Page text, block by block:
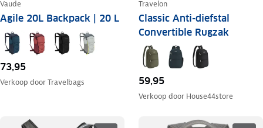
Vaude
Agile 20L Backpack | 20 L
73,95
Verkoop doorTravelbags
Travelon
Classic Anti-diefstal
Convertible Rugzak
59,95
Verkoop door House44store